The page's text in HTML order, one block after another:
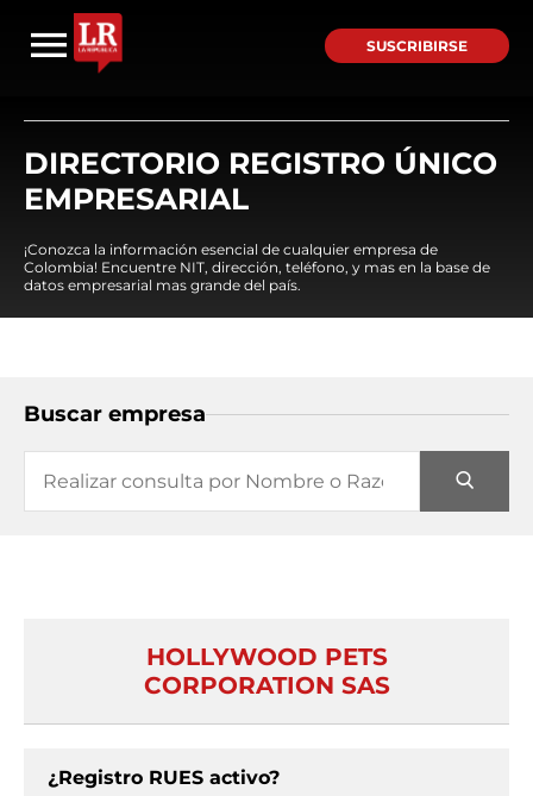
SUSCRIBIRSE
DIRECTORIO REGISTRO ÚNICO
EMPRESARIAL
¡Conozca la información esencial de cualquier empresa de
Colombia! Encuentre NIT, dirección, teléfono, y mas en la base de
datos empresarial mas grande del país.
Buscar empresa
HOLLYWOOD PETS
CORPORATION SAS
¿Registro RUES activo?